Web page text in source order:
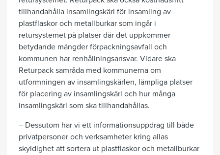
tillhandahålla insamlingskärl för insamling av
plastflaskor och metallburkar som ingår i
retursystemet på platser där det uppkommer
betydande mängder förpackningsavfall och
kommunen har renhållningsansvar. Vidare ska
Returpack samråda med kommunerna om
utformningen av insamlingskärlen, lämpliga platser
för placering av insamlingskärl och hur många
insamlingskärl som ska tillhandahållas.
– Dessutom har vi ett informationsuppdrag till både
privatpersoner och verksamheter kring allas
skyldighet att sortera ut plastflaskor och metallburkar